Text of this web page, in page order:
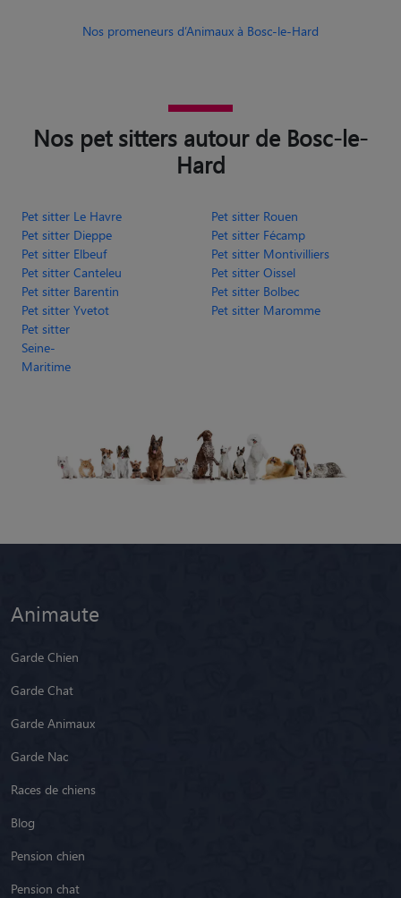
Nos promeneurs d’Animaux à Bosc-le-Hard
Nos pet sitters autour de Bosc-le-
Hard
Pet sitter Le Havre
Pet sitter Rouen
Pet sitter Dieppe
Pet sitter Fécamp
Pet sitter Elbeuf
Pet sitter Montivilliers
Pet sitter Canteleu
Pet sitter Oissel
Pet sitter Barentin
Pet sitter Bolbec
Pet sitter Yvetot
Pet sitter Maromme
Pet sitter
Seine-
Maritime
Animaute
Garde Chien
Garde Chat
Garde Animaux
Garde Nac
Races de chiens
Blog
Pension chien
Pension chat